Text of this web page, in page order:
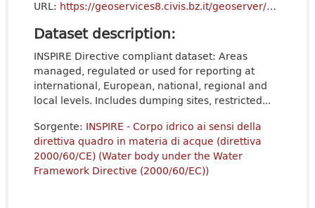
URL: https://geoservices8.civis.bz.it/geoserver/p_bz-Inspire/ows?service=WFS&version=2.0.0&request=GetCapabilities
Dataset description:
INSPIRE Directive compliant dataset: Areas
managed, regulated or used for reporting at
international, European, national, regional and
local levels. Includes dumping sites, restricted...
Sorgente: INSPIRE - Corpo idrico ai sensi della
direttiva quadro in materia di acque (direttiva
2000/60/CE) (Water body under the Water
Framework Directive (2000/60/EC))